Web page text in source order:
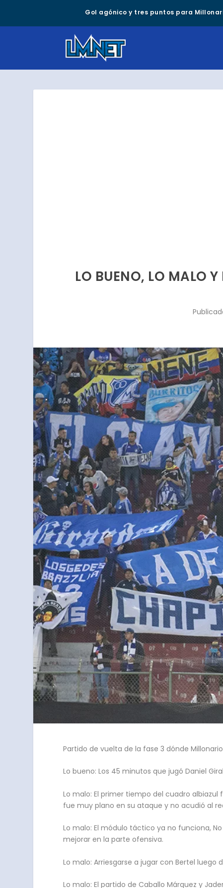
Gol agónico y tres puntos para
LO BUENO, LO MALO
Partido de vuelta de la fase 3 dónde
Lo bueno: Los 45 minutos que jugó Daniel
Lo malo: El primer tiempo del cuadro
fue muy plano en su ataque y no acudió al
Lo malo: El módulo táctico ya no funciona,
mejorar en la parte ofensiva.
Lo malo: Arriesgarse a jugar con Bertel luego
Lo malo: El partido de Caballo Márquez y